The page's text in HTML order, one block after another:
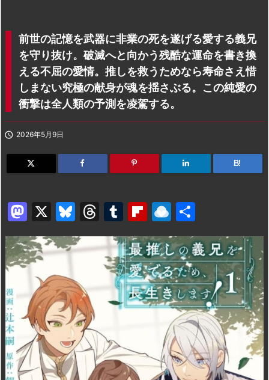
前世の記憶を武器に非業の死を遂げる愛する義兄
を守り抜け。破滅へと向かう残酷な運命を書き換
える不屈の愛情。推しを救うためなら寿命さえ惜
しまない究極の献身が魂を揺さぶる。この純愛の
衝撃は全人類の予測を凌駕する。
 2026年5月9日
B!
M
a
st
o
d
o
n
X
Bl
u
e
k
y
T
hr
e
a
d
s
T
u
m
bl
r
Fl
ip
b
o
ar
d
R
ai
n
dr
o
p.
io
有